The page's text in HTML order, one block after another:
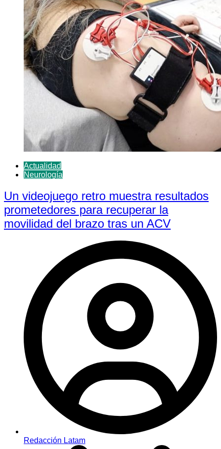
Actualidad
Neurología
Un videojuego retro muestra resultados
prometedores para recuperar la
movilidad del brazo tras un ACV
Redacción Latam